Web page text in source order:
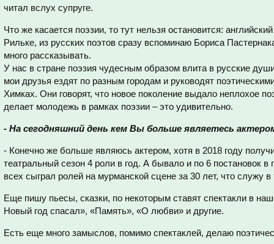
читал вслух супруге.
Что же касается поэзии, то тут нельзя остановится:
Рильке, из русских поэтов сразу вспоминаю Бориса
много рассказывать.
У нас в стране поэзия чудесным образом влита в русские
мои друзья ездят по разным городам и руководят
Химках. Они говорят, что новое поколение выдало неплохое
делает молодежь в рамках поэзии – это удивительно.
- На сегодняшний день кем Вы больше являетесь
- Конечно же больше являюсь актером, хотя в 2018 году
театральный сезон 4 роли в год. А бывало и по 6 постановок
всех сыграл ролей на мурманской сцене за 30 лет, что служу в
Еще пишу пьесы, сказки, по некоторым ставят спектакли в
Новый год спасал», «Память», «О любви» и другие.
Есть еще много замыслов, помимо спектаклей, делаю